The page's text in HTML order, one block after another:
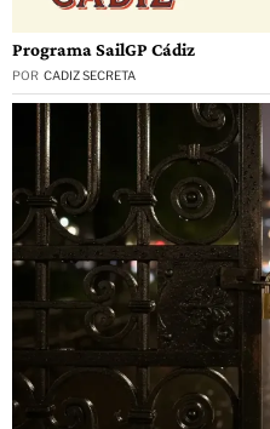
Programa SailGP Cádiz
POR CADIZ SECRETA